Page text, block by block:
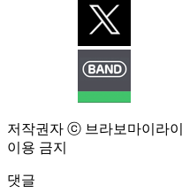
저작권자 ⓒ 브라보마이라
이용 금지
댓글